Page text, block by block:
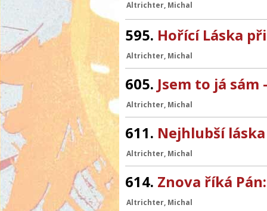
Altrichter, Michal
595. Hořící Láska
Altrichter, Michal
605. Jsem to já
Altrichter, Michal
611. Nejhlubší
Altrichter, Michal
614. Znova říká
Altrichter, Michal